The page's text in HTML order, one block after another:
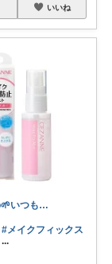
いいね
biraro🌱いつもありがとう♡
#メイクフィックス
...